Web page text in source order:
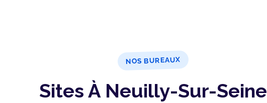
NOS BUREAUX
Sites À Neuilly-Sur-Seine